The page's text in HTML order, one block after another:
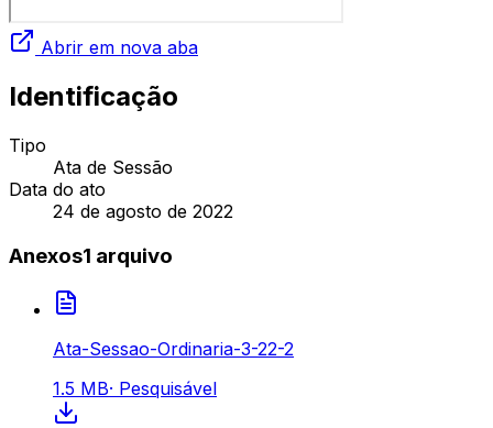
Abrir em nova aba
Identificação
Tipo
Ata de Sessão
Data do ato
24 de agosto de 2022
Anexos1 arquivo
Ata-Sessao-Ordinaria-3-22-2
1.5 MB· Pesquisável